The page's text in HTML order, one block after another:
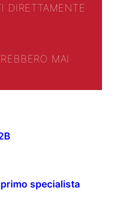
DIRETTAMENTE
MAI
specialista